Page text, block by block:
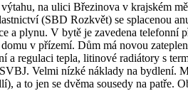
na ulici Březinova v krajském
(SBD Rozkvět) se splacenou
a plynu. V bytě je zavedena
v přízemí. Dům má novou
regulaci tepla, litinové radiátory s
Velmi nízké náklady na bydlení.
to jen se dvěma sousedy na patře.